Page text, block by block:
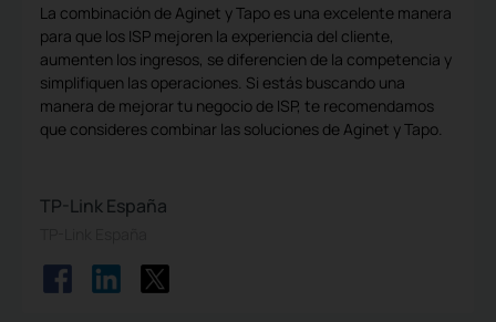
La combinación de Aginet y Tapo es una excelente manera
para que los ISP mejoren la experiencia del cliente,
aumenten los ingresos, se diferencien de la competencia y
simplifiquen las operaciones. Si estás buscando una
manera de mejorar tu negocio de ISP, te recomendamos
que consideres combinar las soluciones de Aginet y Tapo.
TP-Link España